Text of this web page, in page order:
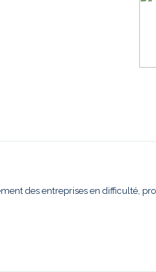
des entreprises en difficulté,